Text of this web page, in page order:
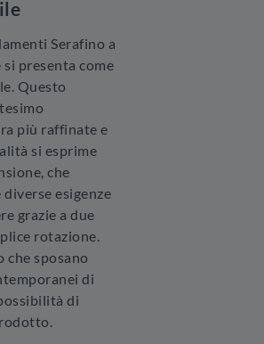
Serafino a
presenta come
Questo
più raffinate e
si esprime
che
esigenze
grazie a due
rotazione.
sposano
di
di